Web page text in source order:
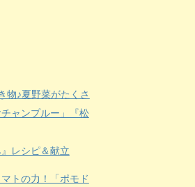
物♪夏野菜がたくさ
ャンプルー」『松
』レシピ＆献立
トの力！「ポモド